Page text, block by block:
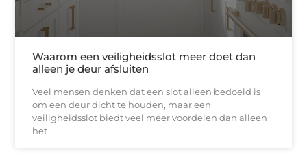
Waarom een veiligheidsslot meer doet dan
alleen je deur afsluiten
Veel mensen denken dat een slot alleen bedoeld is
om een deur dicht te houden, maar een
veiligheidsslot biedt veel meer voordelen dan alleen
het